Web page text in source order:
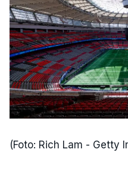
(Foto: Rich Lam - Getty